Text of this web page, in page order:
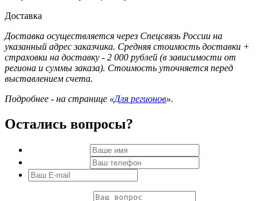
Доставка
Доставка осуществляется через Спецсвязь России на
указанный адрес заказчика. Средняя стоимость доставки +
страховки на доставку - 2 000 рублей (в зависимости от
региона и суммы заказа). Стоимость уточняется перед
выставлением счета.
Подробнее - на странице «Для регионов».
Остались вопросы?